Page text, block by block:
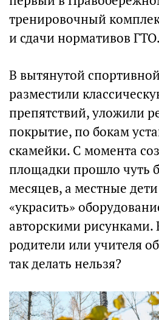
тренировочный
и сдачи нормативов ГТО.
В вытянутой
разместили
препятствий, уложили
покрытие, по бокам
скамейки. С момента
площадки прошло чуть
месяцев, а местные
«украсить»
авторскими рисунками.
родители или учителя
так делать нельзя?